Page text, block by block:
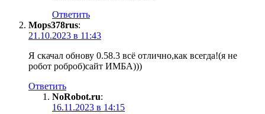
Ответить
Mops378rus:
21.10.2023 в 11:43
Я скачал обнову 0.58.3 всё отлично,как всегда!(я не
робот роброб)сайт ИМБА)))
Ответить
NoRobot.ru:
16.11.2023 в 14:15